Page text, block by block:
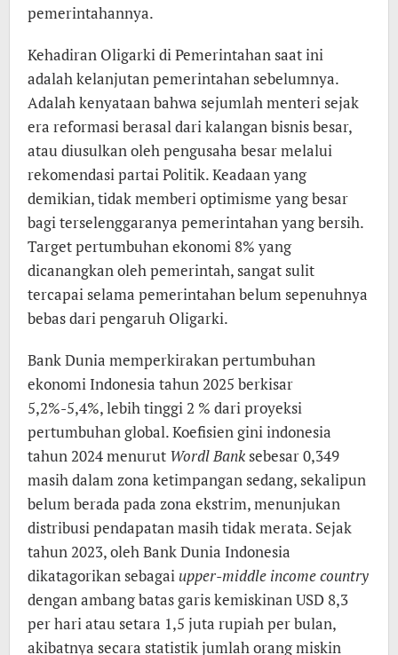
pemerintahannya.
Kehadiran Oligarki di Pemerintahan saat ini
adalah kelanjutan pemerintahan sebelumnya.
Adalah kenyataan bahwa sejumlah menteri sejak
era reformasi berasal dari kalangan bisnis besar,
atau diusulkan oleh pengusaha besar melalui
rekomendasi partai Politik. Keadaan yang
demikian, tidak memberi optimisme yang besar
bagi terselenggaranya pemerintahan yang bersih.
Target pertumbuhan ekonomi 8% yang
dicanangkan oleh pemerintah, sangat sulit
tercapai selama pemerintahan belum sepenuhnya
bebas dari pengaruh Oligarki.
Bank Dunia memperkirakan pertumbuhan
ekonomi Indonesia tahun 2025 berkisar
5,2%-5,4%, lebih tinggi 2 % dari proyeksi
pertumbuhan global. Koefisien gini indonesia
tahun 2024 menurut Wordl Bank sebesar 0,349
masih dalam zona ketimpangan sedang, sekalipun
belum berada pada zona ekstrim, menunjukan
distribusi pendapatan masih tidak merata. Sejak
tahun 2023, oleh Bank Dunia Indonesia
dikatagorikan sebagai upper-middle income country
dengan ambang batas garis kemiskinan USD 8,3
per hari atau setara 1,5 juta rupiah per bulan,
akibatnya secara statistik jumlah orang miskin